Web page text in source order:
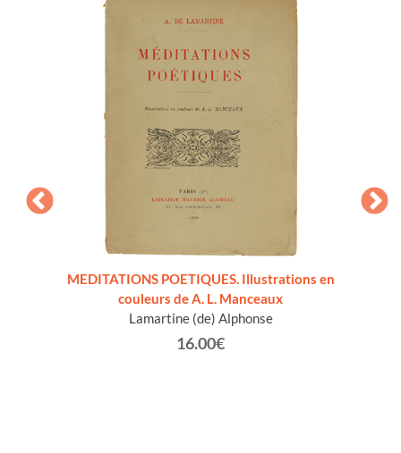
MEDITATIONS POETIQUES. Illustrations en
couleurs de A. L. Manceaux
Lamartine (de) Alphonse
16.00€